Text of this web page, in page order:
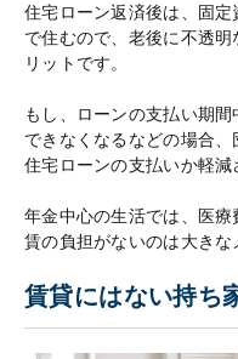
住宅ローン返済後は、固
で住むので、老後に不透
リットです。
もし、ローンの支払い期
できなくなるなどの場合
住宅ローンの支払いか軽減
年金中心の生活では、医
賃の負担がないのは大きな
賃貸にはない持ち